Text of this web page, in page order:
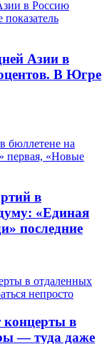
Азии в
В Югре
в
«Единая
последние
в
— туда даже